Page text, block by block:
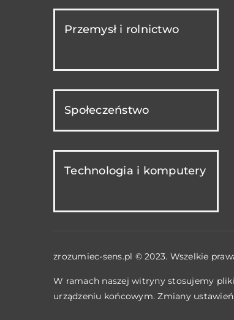
Przemysł i rolnictwo
Społeczeństwo
Technologia i komputery
zrozumiec-sens.pl © 2023. Wszelkie
W ramach naszej witryny stosujemy
urządzeniu końcowym. Zmiany